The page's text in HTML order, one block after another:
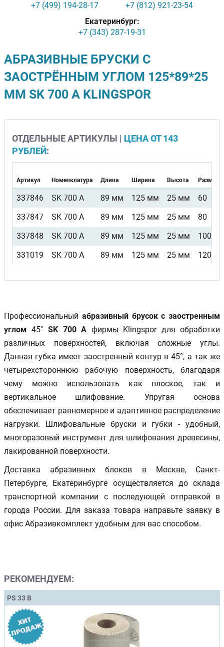
+7 (499) 194-28-17
+7 (812) 921-23-54
Екатеринбург:
+7 (343) 287-19-31
АБРАЗИВНЫЕ БРУСКИ С
ЗАОСТРЁННЫМ УГЛОМ 125*89*25
ММ SK 700 A KLINGSPOR
ОТДЕЛЬНЫЕ АРТИКУЛЫ | ЦЕНА ОТ 143
РУБЛЕЙ:
Артикул Номенклатура Длина Ширина Высота Размер
337846 SK 700 A 89 мм 125 мм 25 мм
60
337847
SK 700 A 89 мм 125 мм 25 мм
80
337848
SK 700 A 89 мм 125 мм 25 мм
100
331019
SK 700 A 89 мм 125 мм 25 мм 120
Профессиональный абразивный брусок с заостренным
углом 45° SK 700 A фирмы Klingspor для обработки
различных поверхностей, включая сложные углы.
Данная губка имеет заостренный контур в 45°, а так же
четырехстороннюю рабочую поверхность, благодаря
чему можно использовать как плоское, так и
вертикальное шлифование. Упругая основа
обеспечивает равномерное и адаптивное распределение
нагрузки. Шлифовальные бруски и губки - удобный,
многоразовый инструмент для шлифования древесины,
лакированной поверхности.
Доставка абразивных блоков в Москве, Санкт-
Петербурге, Екатеринбурге осуществляется до склада
транспортной компании с последующей отправкой в
города России. Для заказа товара направьте заявку в
офис Абразивкомплект удобным для вас способом.
РЕКОМЕНДУЕМ:
PS 33 B